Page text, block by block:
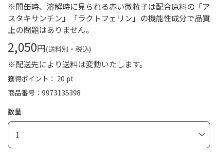
※開缶時、溶解時に見られる赤い微粒子は配合原料の「ア
スタキサンチン」「ラクトフェリン」の機能性成分で品質
上の問題はありません。
2,050円(送料別・税込)
※配送先により送料は変動いたします。
獲得ポイント： 20 pt
商品番号
9973135398
数量
1